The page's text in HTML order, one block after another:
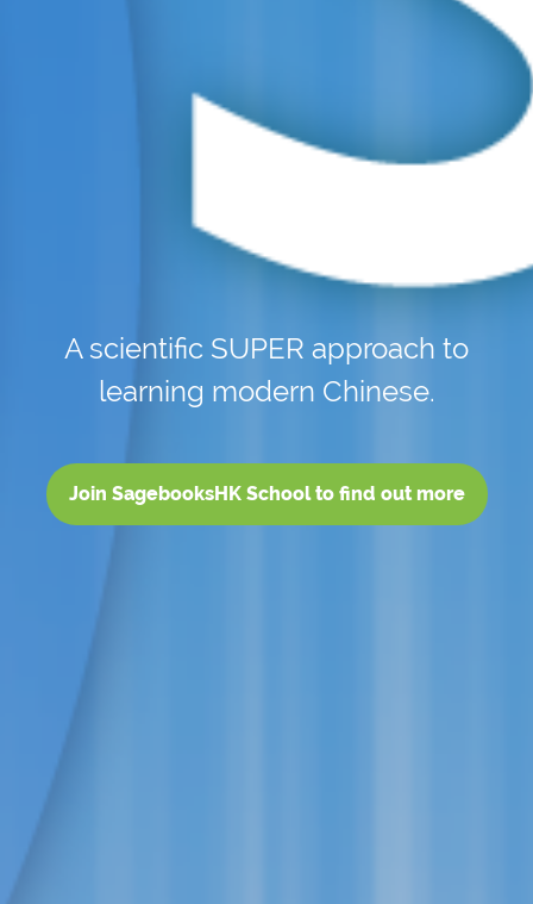
A scientific SUPER approach to
learning modern Chinese.
Join SagebooksHK School to find out more